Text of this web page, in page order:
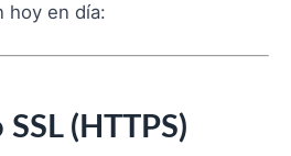
hoy en día:
(HTTPS)